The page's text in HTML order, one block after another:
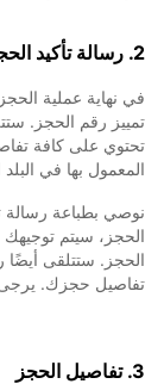
2. رسالة تأكيد الحجز المرسلة من يوروبكار
في نهاية عملية
تمييز رقم الحجز.
تحتوي على كافة
المعمول بها في
نوصي بطباعة رسالة
الحجز، سيتم
الحجز. ستتلقى أيضًا
تفاصيل حجزك. يرجى
3. تفاصيل الحجز